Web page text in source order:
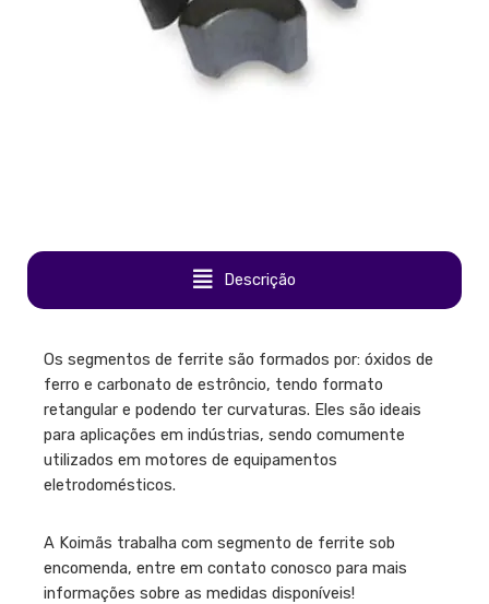
Descrição
Os segmentos de ferrite são formados por: óxidos de
ferro e carbonato de estrôncio, tendo formato
retangular e podendo ter curvaturas. Eles são ideais
para aplicações em indústrias, sendo comumente
utilizados em motores de equipamentos
eletrodomésticos.
A Koimãs trabalha com segmento de ferrite sob
encomenda, entre em contato conosco para mais
informações sobre as medidas disponíveis!